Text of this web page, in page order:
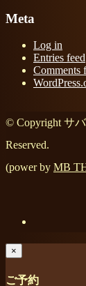
Meta
Log in
Entries feed
Comments
© Copyright サ
Reserved.
(power by MB
×
ご予約